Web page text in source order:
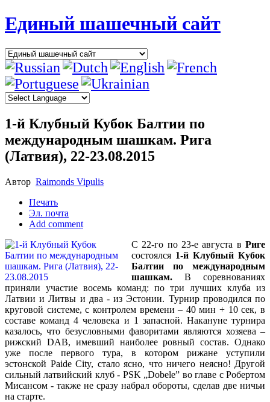
Единый шашечный сайт
1-й Клубный Кубок Балтии по
международным шашкам. Рига
(Латвия), 22-23.08.2015
Автор Raimonds Vipulis
Печать
Эл. почта
Add comment
С 22-го по 23-е августа в Риге
состоялся 1-й Клубный Кубок
Балтии по международным
шашкам. В соревнованиях
приняли участие восемь команд: по три лучших клуба из
Латвии и Литвы и два - из Эстонии. Турнир проводился по
круговой системе, с контролем времени – 40 мин + 10 сек, в
составе команд 4 человека и 1 запасной. Накануне турнира
казалось, что безусловными фаворитами являются хозяева –
рижский DAB, имевший наиболее ровный состав. Однако
уже после первого тура, в котором рижане уступили
эстонской Paide City, стало ясно, что ничего неясно! Другой
сильный латвийский клуб - PSK „Dobele” во главе с Робертом
Мисансом - также не сразу набрал обороты, сделав две ничьи
на старте.